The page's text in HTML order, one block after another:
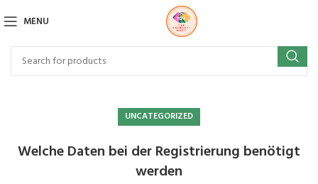
MENU
UNCATEGORIZED
Welche Daten bei der Registrierung benötigt
werden